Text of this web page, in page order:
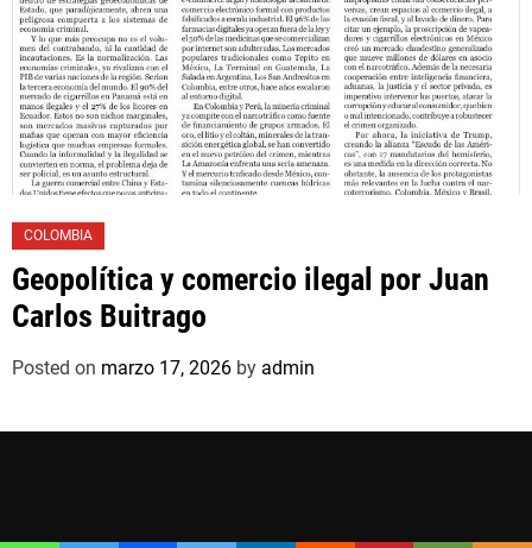
COLOMBIA
Geopolítica y comercio ilegal por Juan
Carlos Buitrago
Posted on marzo 17, 2026 by admin